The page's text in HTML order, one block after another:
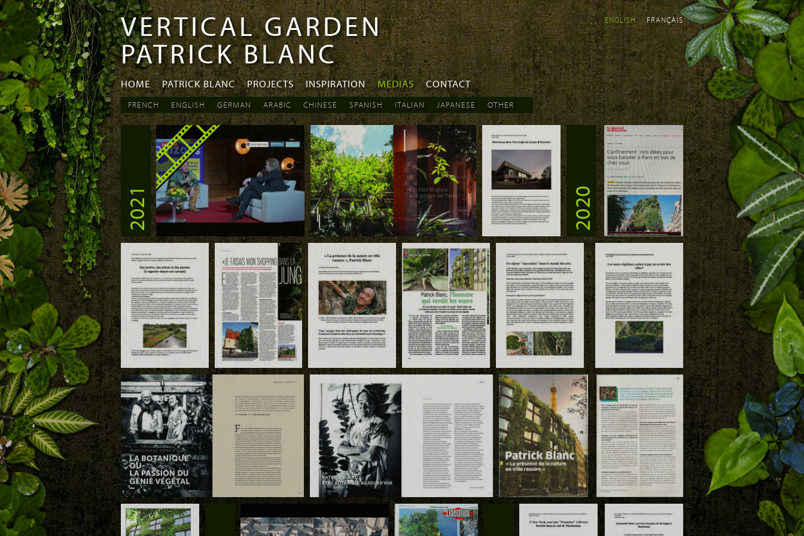
Skip to
main
content
Skip to
navigation
VERTICAL GARDEN
PATRICK BLANC
ENGLISH FRANÇAIS
HOME PATRICK BLANC PROJECTS INSPIRATION MEDIAS CONTACT
FRENCH ENGLISH GERMAN ARABIC CHINESE SPANISH ITALIAN JAPANESE OTHER
2021
Download
Le Point, Nice, Rencontre avec Patrick
Blanc, botaniste et inventeur du Mur
Végétal, 19 nov 2021
Download
Garden Lab n°12, maison de Patrick Blanc
Download
Bienvenue dans The
Jungle de Creutz &
Partners, Patrick
Blanc, Avril 2021
2020
Download
Oasis d'Aboukir,
Journal du
Dimanche, 21 Nov.
2020
Download
Le Monde 17 novembre
2020
Download
Immoluxe octobre
Download
La Tribune 9 octobre
2020
Download
Les Veillées des
Chaumières,Patrick
Blanc, Aout 2020
Download
Le Petit Journal Icon
Hotel Hong Kong 2
juillet 2020
Download
Le Temps 4 juin 2020
Download Download Download Download
PAGES